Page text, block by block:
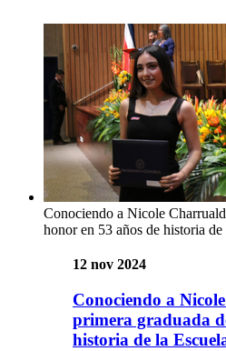
Conociendo a Nicole
honor en 53 años de historia
12 nov 2024
Conociendo a
primera graduada
historia de la